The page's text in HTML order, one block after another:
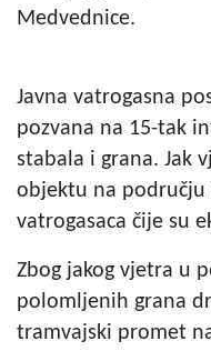
Medvednice.
Javna vatrogasna
pozvana na 15-tak
stabala i grana. Jak
objektu na području
vatrogasaca čije su
Zbog jakog vjetra u
polomljenih grana
tramvajski promet